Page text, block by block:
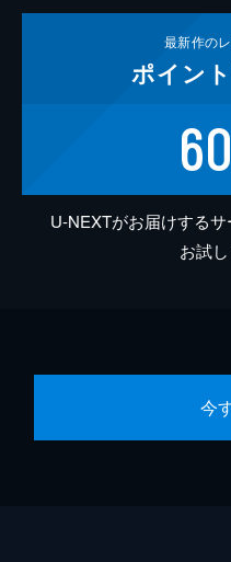
最新作の
ポイント
U-NEXTがお届けする
お試し
今